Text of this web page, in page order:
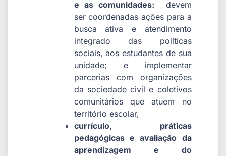
e as comunidades: devem
ser coordenadas ações para a
busca ativa e atendimento
integrado das políticas
sociais, aos estudantes de sua
unidade; e implementar
parcerias com organizações
da sociedade civil e coletivos
comunitários que atuem no
território escolar,
currículo, práticas
pedagógicas e avaliação da
aprendizagem e do